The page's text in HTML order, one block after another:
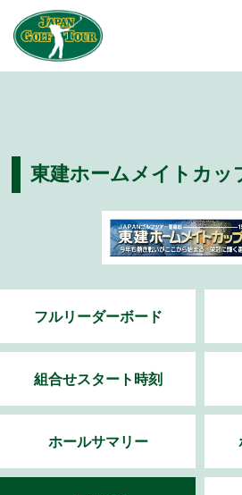
東建ホームメイトカッ
フルリーダーボード
組合せスタート時刻
ホールサマリー